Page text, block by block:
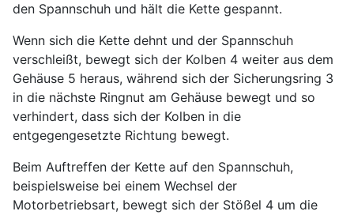
den Spannschuh und hält die Kette gespannt.
Wenn sich die Kette dehnt und der Spannschuh
verschleißt, bewegt sich der Kolben 4 weiter aus dem
Gehäuse 5 heraus, während sich der Sicherungsring 3
in die nächste Ringnut am Gehäuse bewegt und so
verhindert, dass sich der Kolben in die
entgegengesetzte Richtung bewegt.
Beim Auftreffen der Kette auf den Spannschuh,
beispielsweise bei einem Wechsel der
Motorbetriebsart, bewegt sich der Stößel 4 um die